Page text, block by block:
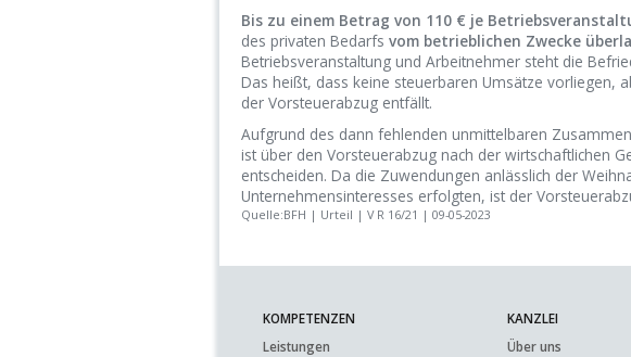
Bis zu einem Betrag von 110 € je
des privaten Bedarfs vom betrieblichen Zwecke
Betriebsveranstaltung und Arbeitnehmer steht die
Das heißt, dass keine steuerbaren Umsätze vorliegen,
der Vorsteuerabzug entfällt.
Aufgrund des dann fehlenden unmittelbaren
ist über den Vorsteuerabzug nach der wirtschaftlichen
entscheiden. Da die Zuwendungen anlässlich der
Unternehmensinteresses erfolgten, ist der
Quelle:BFH | Urteil | V R 16/21 | 09-05-2023
KOMPETENZEN
Leistungen
KANZLEI
Über uns